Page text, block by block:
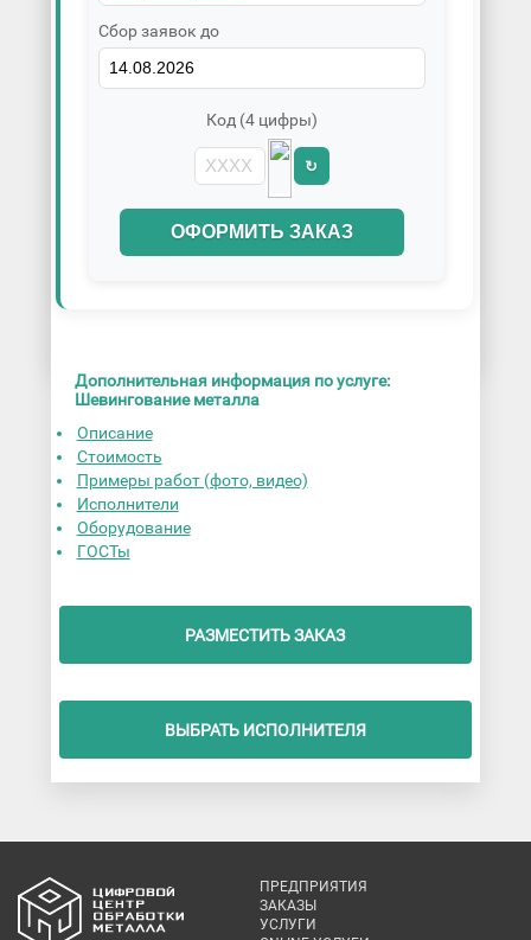
Сбор заявок до
Код (4 цифры)
↻
ОФОРМИТЬ ЗАКАЗ
Дополнительная информация по услуге:
Шевингование металла
Описание
Стоимость
Примеры работ (фото, видео)
Исполнители
Оборудование
ГОСТы
РАЗМЕСТИТЬ ЗАКАЗ
ВЫБРАТЬ ИСПОЛНИТЕЛЯ
ПРЕДПРИЯТИЯ
ЗАКАЗЫ
УСЛУГИ